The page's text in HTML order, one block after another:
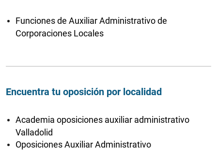
Funciones de Auxiliar Administrativo de
Corporaciones Locales
Encuentra tu oposición por localidad
Academia oposiciones auxiliar administrativo
Valladolid
Oposiciones Auxiliar Administrativo